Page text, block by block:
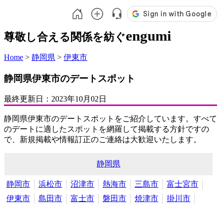
尊敬し合える関係を紡ぐengumi
Home > 静岡県 > 伊東市
静岡県伊東市のデートスポット
最終更新日： 2023年10月02日
静岡県伊東市のデートスポットをご紹介しています。すべて
のデートに適したスポットを網羅して掲載する方針ですの
で、新規掲載や情報訂正のご連絡は大歓迎いたします。
静岡県
静岡市 浜松市 沼津市 熱海市 三島市
富士宮市
伊東市
島田市 富士市 磐田市 焼津市
掛川市